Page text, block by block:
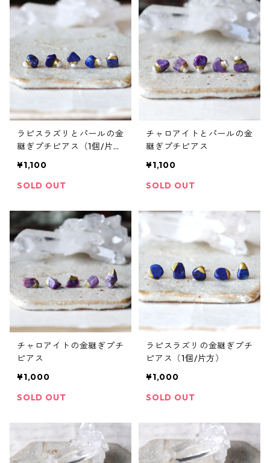
ラピスラズリとパールの金
継ぎプチピアス（1個/片
¥1,100
SOLD OUT
チャロアイトとパールの金
継ぎプチピアス
¥1,100
SOLD OUT
チャロアイトの金継ぎプチ
ピアス
¥1,000
SOLD OUT
ラピスラズリの金継ぎプチ
ピアス（1個/片方）
¥1,000
SOLD OUT